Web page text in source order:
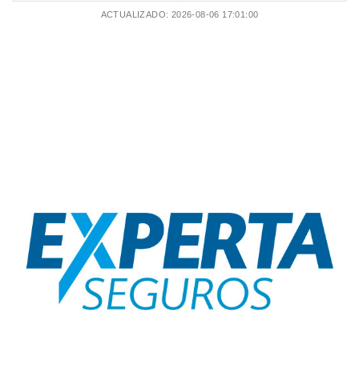
ACTUALIZADO: 2026-08-06 17:01:00